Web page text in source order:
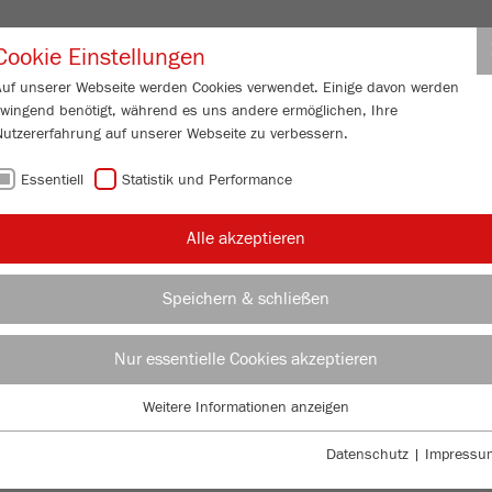
Einstellungen
unserer Webseite werden Cookies verwendet. Einige davon werden
benötigt, während es uns andere ermöglichen, Ihre
auf unserer Webseite zu verbessern.
Essentiell Statistik und Performance
Alle akzeptieren
Speichern & schließen
Nur essentielle Cookies akzeptieren
Essentielle Cookies werden für grundlegende Funktionen der Webseite
Weitere Informationen anzeigen
Datenschutz |
Partner-Login
SERVICE ÜBER UNS AKTUELL
/P-14 / TECHNISCHE DATEN
99/ 100
Bioz Stars
928 Citations